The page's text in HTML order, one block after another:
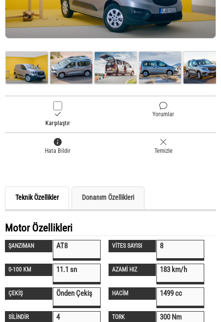
Karşılaştır
Yorumlar
Hata Bildir Temizle
Teknik Özellikler Donanım Özellikleri
Motor Özellikleri
ŞANZIMAN AT8 VİTES SAYISI 8
0-100 KM 11.1 sn AZAMİ HIZ 183 km/h
ÇEKİŞ Önden Çekiş HACİM 1499 cc
SİLİNDİR 4 TORK 300 Nm